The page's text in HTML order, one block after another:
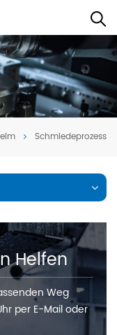
Schmiedeprozess
Helfen
Weg
per E-Mail oder